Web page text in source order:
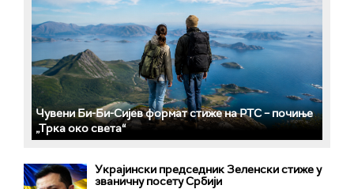
Чувени Би-Би-Сијев формат стиже на РТС – почиње
„Трка око света“
Украјински председник Зеленски стиже у
званичну посету Србији